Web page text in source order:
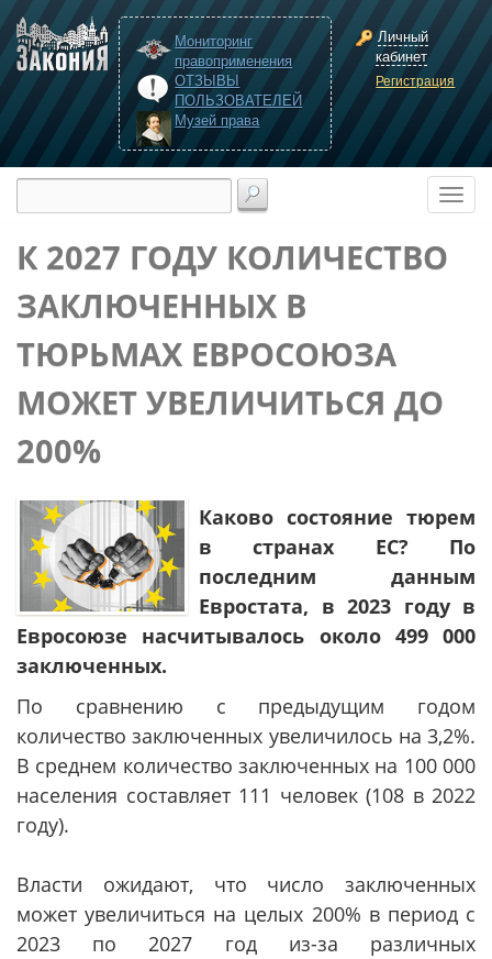
Мониторинг
правоприменения
ОТЗЫВЫ
ПОЛЬЗОВАТЕЛЕЙ
Музей права
Личный
кабинет
Регистрация
К 2027 ГОДУ КОЛИЧЕСТВО
ЗАКЛЮЧЕННЫХ В
ТЮРЬМАХ ЕВРОСОЮЗА
МОЖЕТ УВЕЛИЧИТЬСЯ ДО
200%
Каково состояние тюрем
в странах ЕС? По
последним данным
Евростата, в 2023 году в
Евросоюзе насчитывалось около 499 000
заключенных.
По сравнению с предыдущим годом
количество заключенных увеличилось на 3,2%.
В среднем количество заключенных на 100 000
населения составляет 111 человек (108 в 2022
году).
Власти ожидают, что число заключенных
может увеличиться на целых 200% в период с
2023 по 2027 год из-за различных